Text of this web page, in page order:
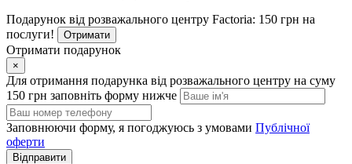
Подарунок від розважального центру Factoria: 150 грн на
послуги!
Отримати
Отримати подарунок
×
Для отримання подарунка від розважального центру на суму
150 грн заповніть форму нижче
Заповнюючи форму, я погоджуюсь з умовами Публічної
оферти
Відправити